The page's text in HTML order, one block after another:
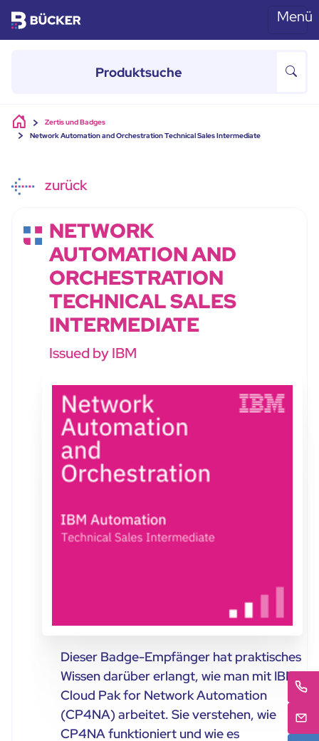
Skip to main content Menü
Zertis und Badges
Network Automation and Orchestration Technical Sales Intermediate
zurück
NETWORK
AUTOMATION AND
ORCHESTRATION
TECHNICAL SALES
INTERMEDIATE
Issued by IBM
Dieser Badge-Empfänger hat praktisches
Wissen darüber erlangt, wie man mit IBM
Cloud Pak for Network Automation
(CP4NA) arbeitet. Sie verstehen, wie
CP4NA funktioniert und wie es